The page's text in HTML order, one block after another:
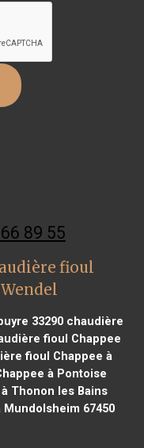
89 55
fioul
33290chaudière
fioul Chappee
fioul Chappee à
à Pontoise
Thonon les Bains
67450